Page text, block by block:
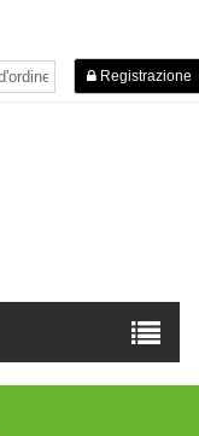
Registrazione